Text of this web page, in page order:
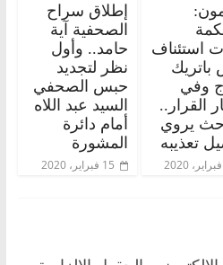
استئناف
وفي
القرار..
يروي
تعذيبه
إطلاق سراح
الصحفية آية
حامد.. وأول
نظر لتجديد
حبس الصحفي
السيد عبد اللاه
أمام دائرة
المشورة
15 فبراير، 2020